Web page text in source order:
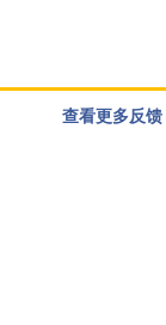
查看更多反馈